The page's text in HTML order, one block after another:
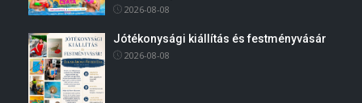
2026-08-08
Jótékonysági kiállítás és festményvásár
2026-08-08